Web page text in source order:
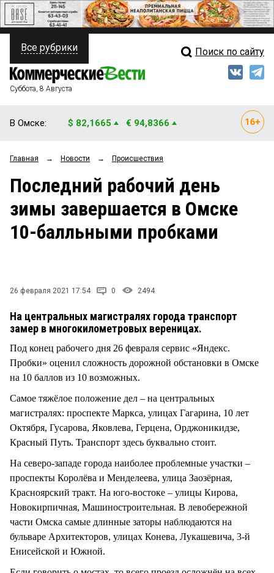
ПОЛИТИКА
ФИНАНСЫ
ОБЩЕСТВО
ЗАКОН
НОВОСТИ КОМПАНИЙ
Свежий выпуск
Мнения
Рейтинги
Блоги
Архив
Все рубрики Поиск по сайту
Суббота, 8 Августа
В Омске: $ 82,1665 € 94,8366
Главная → Новости → Происшествия
Последний рабочий день
зимы завершается в Омске
10-балльными пробками
26 февраля 2021 17:54 0 2494
На центральных магистралях города транспорт
замер в многокилометровых вереницах.
Под конец рабочего дня 26 февраля сервис «Яндекс.
Пробки» оценил сложность дорожной обстановки в Омске
на 10 баллов из 10 возможных.
Самое тяжёлое положение дел – на центральных
магистралях: проспекте Маркса, улицах Гагарина, 10 лет
Октября, Гусарова, Яковлева, Герцена, Орджоникидзе,
Красный Путь. Транспорт здесь буквально стоит.
На северо-западе города наиболее проблемные участки –
проспекты Королёва и Менделеева, улица Заозёрная,
Красноярский тракт. На юго-востоке – улицы Кирова,
Новокирпичная, Машиностроительная. В левобережной
части Омска самые длинные заторы наблюдаются на
бульваре Архитекторов, улицах Конева, Лукашевича, 3-й
Енисейской и Южной.